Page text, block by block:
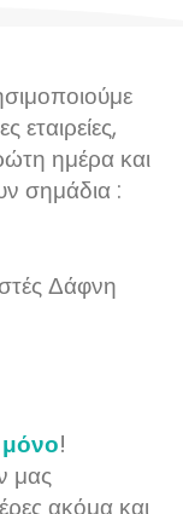
ημέρα και
σημάδια :
!
μας
ακόμα και